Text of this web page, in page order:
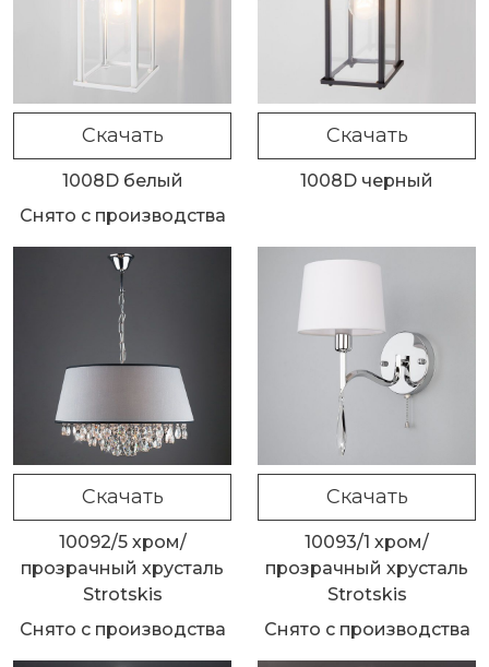
Скачать
1008D белый
Снято с производства
Скачать
1008D черный
Скачать
10092/5 хром/
прозрачный хрусталь
Strotskis
Снято с производства
Скачать
10093/1 хром/
прозрачный хрусталь
Strotskis
Снято с производства